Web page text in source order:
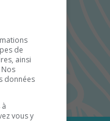
de
ainsi
données
vous y